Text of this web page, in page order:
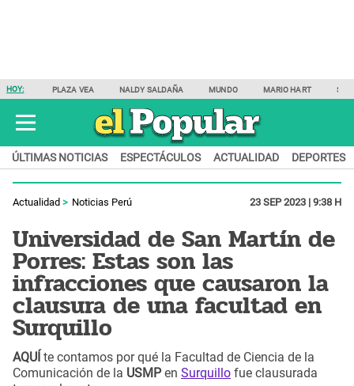
HOY: PLAZA VEA NALDY SALDAÑA MUNDO MARIO HART
ÚLTIMAS NOTICIAS ESPECTÁCULOS ACTUALIDAD DEPORTES
Actualidad Noticias Perú 23 SEP 2023 | 9:38 H
Universidad de San Martín de
Porres: Estas son las
infracciones que causaron la
clausura de una facultad en
Surquillo
AQUÍ te contamos por qué la Facultad de Ciencia de la
Comunicación de la USMPen Surquillo fue clausurada